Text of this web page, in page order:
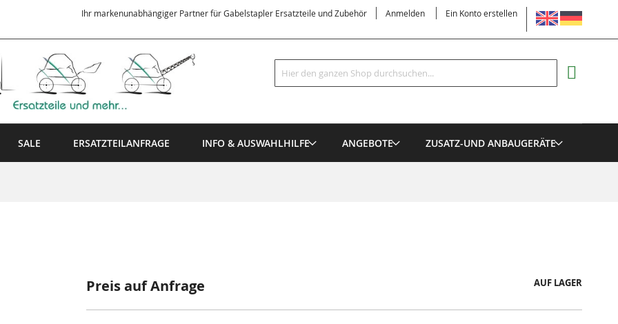
SPRACHE
Ihr markenunabhängiger Partner für Gabelstapler Ersatzteile und Zubehör Anmelden Ein Konto erstellen
Suche
Suche
SALE ERSATZTEILANFRAGE INFO & AUSWAHLHILFE ANGEBOTE ZUSATZ-UND ANBAUGERÄTE
Preis auf Anfrage AUF LAGER